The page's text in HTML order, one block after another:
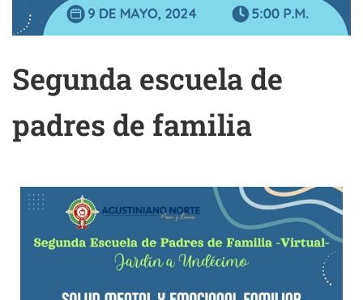
Segunda escuela de
padres de familia